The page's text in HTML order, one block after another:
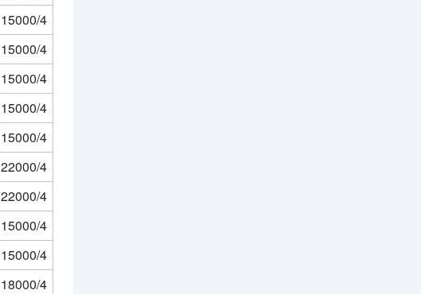
15000/4
15000/4
15000/4
15000/4
15000/4
22000/4
22000/4
15000/4
15000/4
18000/4